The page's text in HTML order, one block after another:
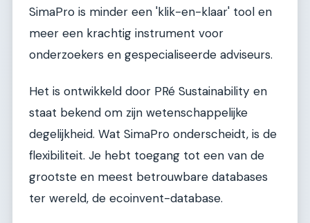
SimaPro is minder een 'klik-en-klaar' tool en
meer een krachtig instrument voor
onderzoekers en gespecialiseerde adviseurs.
Het is ontwikkeld door PRé Sustainability en
staat bekend om zijn wetenschappelijke
degelijkheid. Wat SimaPro onderscheidt, is de
flexibiliteit. Je hebt toegang tot een van de
grootste en meest betrouwbare databases
ter wereld, de ecoinvent-database.